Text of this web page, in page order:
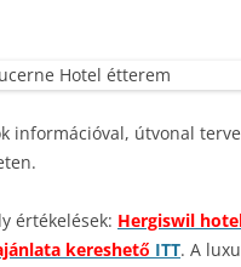
információval, útvonal
értékelések: Hergiswil
kereshető ITT. A